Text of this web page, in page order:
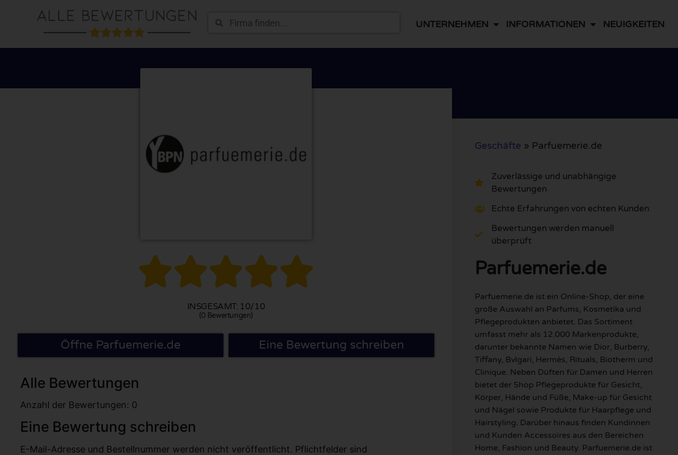
UNTERNEHMEN INFORMATIONEN NEUIGKEITEN

INSGESAMT: 10/10
(0 Bewertungen)
Öffne Parfuemerie.de Eine Bewertung schreiben
Alle Bewertungen
Anzahl der Bewertungen: 0
Eine Bewertung schreiben
E-Mail-Adresse und Bestellnummer werden nicht veröffentlicht. Pflichtfelder sind
Geschäfte » Parfuemerie.de
Zuverlässige und unabhängige
Bewertungen
Echte Erfahrungen von echten Kunden
Bewertungen werden manuell
überprüft
Parfuemerie.de
Parfuemerie.de ist ein Online-Shop, der eine
große Auswahl an Parfums, Kosmetika und
Pflegeprodukten anbietet. Das Sortiment
umfasst mehr als 12.000 Markenprodukte,
darunter bekannte Namen wie Dior, Burberry,
Tiffany, Bvlgari, Hermès, Rituals, Biotherm und
Clinique. Neben Düften für Damen und Herren
bietet der Shop Pflegeprodukte für Gesicht,
Körper, Hände und Füße, Make-up für Gesicht
und Nägel sowie Produkte für Haarpflege und
Hairstyling. Darüber hinaus finden Kundinnen
und Kunden Accessoires aus den Bereichen
Home, Fashion und Beauty. Parfuemerie.de ist